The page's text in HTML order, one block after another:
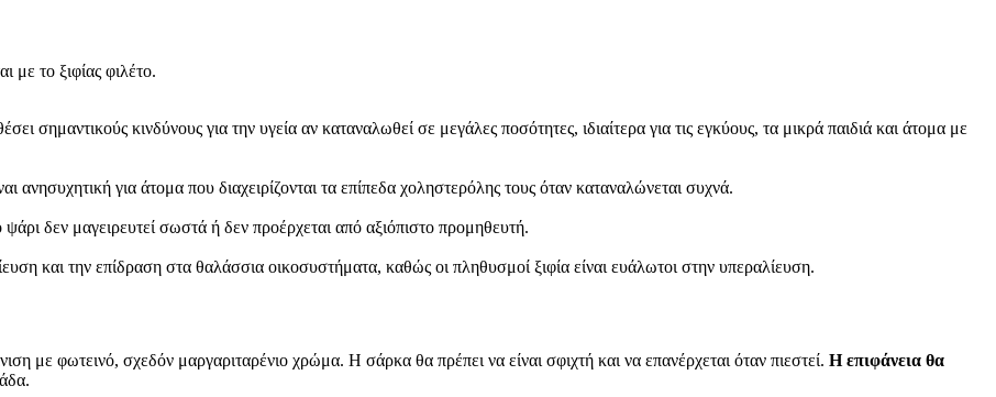
με το ξιφίας φιλέτο.
σημαντικούς κινδύνους για την υγεία αν καταναλωθεί σε μεγάλες ποσότητες, ιδιαίτερα για τις εγκύους, τα μικρά παιδιά και άτομα με
ανησυχητική για άτομα που διαχειρίζονται τα επίπεδα χοληστερόλης τους όταν καταναλώνεται συχνά.
δεν μαγειρευτεί σωστά ή δεν προέρχεται από αξιόπιστο προμηθευτή.
και την επίδραση στα θαλάσσια οικοσυστήματα, καθώς οι πληθυσμοί ξιφία είναι ευάλωτοι στην υπεραλίευση.
με φωτεινό, σχεδόν μαργαριταρένιο χρώμα. Η σάρκα θα πρέπει να είναι σφιχτή και να επανέρχεται όταν πιεστεί. Η επιφάνεια θα